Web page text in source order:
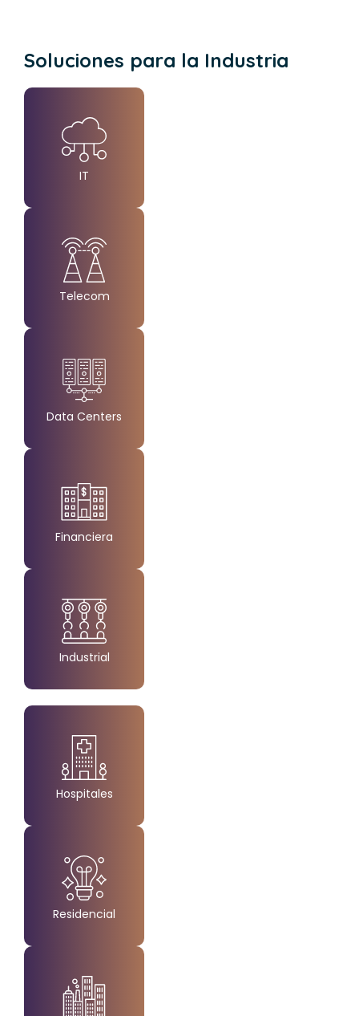
Soluciones para la Industria
IT
Created by Made x Made
from the Noun Project
Telecom
Created by ProSymbols
from the Noun Project
Data Centers
Created by Made by Made
from the Noun Project
Financiera
Created by Made
Industrial
Created by Made
from the Noun Project
Hospitales
Created by Made x Made
from the Noun Project
Residencial